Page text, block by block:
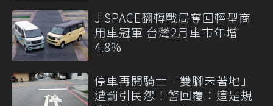
J SPACE翻轉戰局奪回輕型商
用車冠軍 台灣2月車市年增
4.8%
停車再開騎士「雙腳未著地」
遭罰引民怨！警回覆：這是規